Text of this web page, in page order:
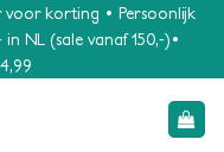
voor korting • Persoonlijk
NL (sale vanaf 150,-)•